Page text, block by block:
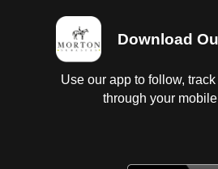
Download
Use our app to follow,
through your